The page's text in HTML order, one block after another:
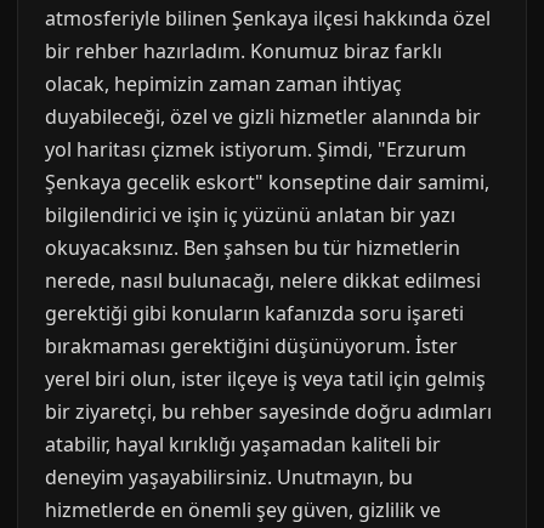
atmosferiyle bilinen Şenkaya ilçesi hakkında özel
bir rehber hazırladım. Konumuz biraz farklı
olacak, hepimizin zaman zaman ihtiyaç
duyabileceği, özel ve gizli hizmetler alanında bir
yol haritası çizmek istiyorum. Şimdi, "Erzurum
Şenkaya gecelik eskort" konseptine dair samimi,
bilgilendirici ve işin iç yüzünü anlatan bir yazı
okuyacaksınız. Ben şahsen bu tür hizmetlerin
nerede, nasıl bulunacağı, nelere dikkat edilmesi
gerektiği gibi konuların kafanızda soru işareti
bırakmaması gerektiğini düşünüyorum. İster
yerel biri olun, ister ilçeye iş veya tatil için gelmiş
bir ziyaretçi, bu rehber sayesinde doğru adımları
atabilir, hayal kırıklığı yaşamadan kaliteli bir
deneyim yaşayabilirsiniz. Unutmayın, bu
hizmetlerde en önemli şey güven, gizlilik ve